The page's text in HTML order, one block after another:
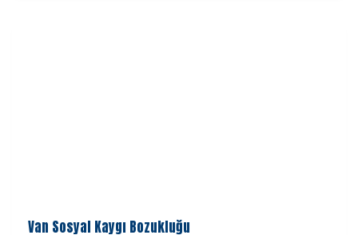
Van Sosyal Kaygı Bozukluğu